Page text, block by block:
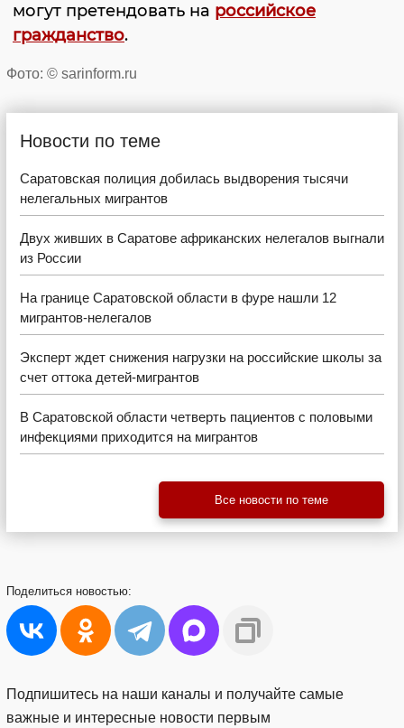
могут претендовать на российское
гражданство.
Фото: © sarinform.ru
Новости по теме
Саратовская полиция добилась выдворения тысячи
нелегальных мигрантов
Двух живших в Саратове африканских нелегалов выгнали
из России
На границе Саратовской области в фуре нашли 12
мигрантов-нелегалов
Эксперт ждет снижения нагрузки на российские школы за
счет оттока детей-мигрантов
В Саратовской области четверть пациентов с половыми
инфекциями приходится на мигрантов
Все новости по теме
Поделиться новостью:
Подпишитесь на наши каналы и получайте самые
важные и интересные новости первым